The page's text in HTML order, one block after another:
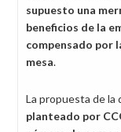
supuesto una
beneficios de la
compensado por
mesa.
La propuesta de la
planteado por